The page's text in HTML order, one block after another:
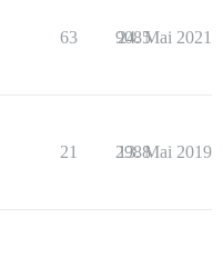
63 9085
24. Mai 2021
21 2988
13. Mai 2019